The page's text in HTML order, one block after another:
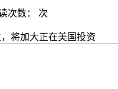
次数： 次
将加大正在美国投资